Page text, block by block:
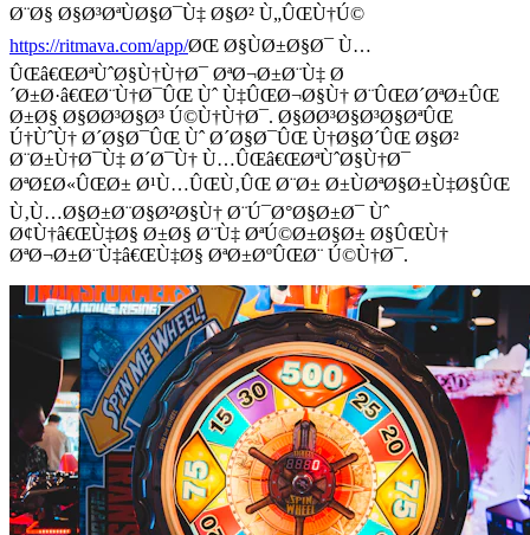
Ø¨Ø§ Ø§Ø³ØªÙØ§Ø¯Ù‡ Ø§Ø² Ù„ÛŒÙ†Ú©
https://ritmava.com/app/ØŒ Ø§ÙØ±Ø§Ø¯ Ù…
ÛŒâ€ŒØªÙˆØ§Ù†Ù†Ø¯ ØªØ¬Ø±Ø¨Ù‡ Ø
´Ø±Ø·â€ŒØ¨Ù†Ø¯ÛŒ Ùˆ Ù‡ÛŒØ¬Ø§Ù† Ø¨ÛŒØ´ØªØ±ÛŒ
Ø±Ø§ Ø§Ø­Ø³Ø§Ø³ Ú©Ù†Ù†Ø¯. Ø§Ø­Ø³Ø§Ø³Ø§ØªÛŒ
Ú†ÙˆÙ† Ø´Ø§Ø¯ÛŒ Ùˆ Ø´Ø§Ø¯ÛŒ Ù†Ø§Ø´ÛŒ Ø§Ø²
Ø¨Ø±Ù†Ø¯Ù‡ Ø´Ø¯Ù† Ù…ÛŒâ€ŒØªÙˆØ§Ù†Ø¯
ØªØ£Ø«ÛŒØ± Ø¹Ù…ÛŒÙ‚ÛŒ Ø¨Ø± Ø±ÙØªØ§Ø±Ù‡Ø§ÛŒ
Ù‚Ù…Ø§Ø±Ø¨Ø§Ø²Ø§Ù† Ø¨Ú¯Ø°Ø§Ø±Ø¯ Ùˆ
Ø¢Ù†â€ŒÙ‡Ø§ Ø±Ø§ Ø¨Ù‡ ØªÚ©Ø±Ø§Ø± Ø§ÛŒÙ†
ØªØ¬Ø±Ø¨Ù‡â€ŒÙ‡Ø§ ØªØ±ØºÛŒØ¨ Ú©Ù†Ø¯.